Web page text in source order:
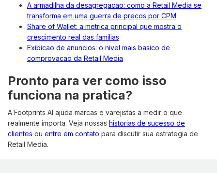
A armadilha da desagregacao: como a Retail Media se
transforma em uma guerra de precos por CPM
Share of Wallet: a metrica principal que mostra o
crescimento real das familias
Exibicao de anuncios: o nivel mais basico de
comprovacao da Retail Media
Pronto para ver como isso
funciona na pratica?
A Footprints AI ajuda marcas e varejistas a medir o que
realmente importa. Veja nossas historias de sucesso de
clientes ou entre em contato para discutir sua estrategia de
Retail Media.